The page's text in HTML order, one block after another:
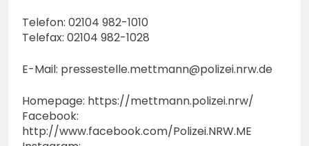
Telefon: 02104 982-1010
Telefax: 02104 982-1028
E-Mail: pressestelle.mettmann@polizei.nrw.de
Homepage: https://mettmann.polizei.nrw/
Facebook:
http://www.facebook.com/Polizei.NRW.ME